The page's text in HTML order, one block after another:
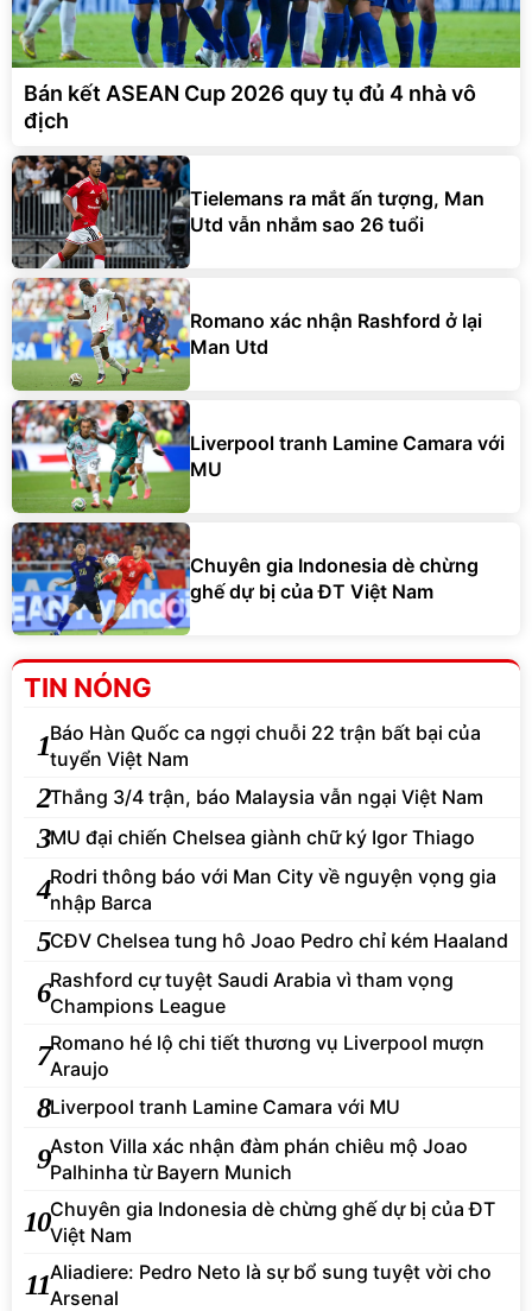
Bán kết ASEAN Cup 2026 quy tụ đủ 4 nhà vô
địch
Tielemans ra mắt ấn tượng, Man
Utd vẫn nhắm sao 26 tuổi
Romano xác nhận Rashford ở lại
Man Utd
Liverpool tranh Lamine Camara với
MU
Chuyên gia Indonesia dè chừng
ghế dự bị của ĐT Việt Nam
TIN NÓNG
1Báo Hàn Quốc ca ngợi chuỗi 22 trận bất bại của
tuyển Việt Nam
2Thắng 3/4 trận, báo Malaysia vẫn ngại Việt Nam
3MU đại chiến Chelsea giành chữ ký Igor Thiago
4Rodri thông báo với Man City về nguyện vọng gia
nhập Barca
5CĐV Chelsea tung hô Joao Pedro chỉ kém Haaland
6Rashford cự tuyệt Saudi Arabia vì tham vọng
Champions League
7Romano hé lộ chi tiết thương vụ Liverpool mượn
Araujo
8Liverpool tranh Lamine Camara với MU
9Aston Villa xác nhận đàm phán chiêu mộ Joao
Palhinha từ Bayern Munich
10Chuyên gia Indonesia dè chừng ghế dự bị của ĐT
Việt Nam
11Aliadiere: Pedro Neto là sự bổ sung tuyệt vời cho
Arsenal